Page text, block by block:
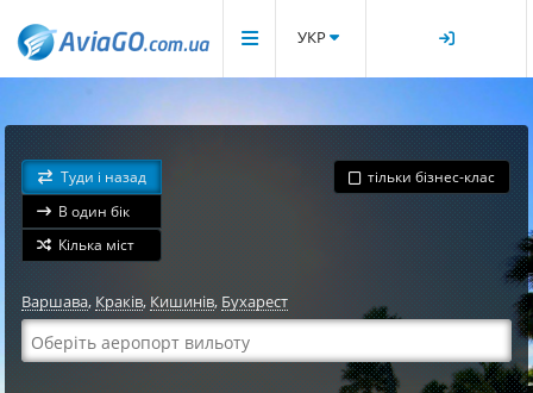
УКР
Туди і назад
В один бік
Кілька міст
тільки бізнес-клас
Варшава, Краків,Кишинів,Бухарест